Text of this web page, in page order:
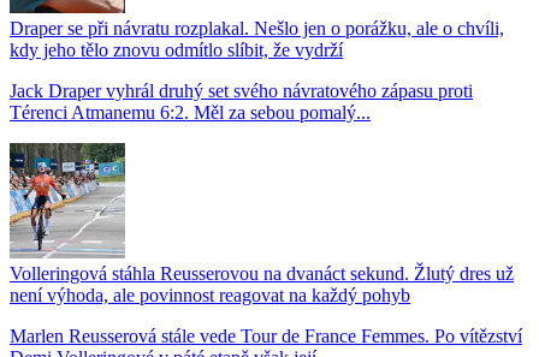
Draper se při návratu rozplakal. Nešlo jen o porážku, ale o chvíli,
kdy jeho tělo znovu odmítlo slíbit, že vydrží
Jack Draper vyhrál druhý set svého návratového zápasu proti
Térenci Atmanemu 6:2. Měl za sebou pomalý...
Volleringová stáhla Reusserovou na dvanáct sekund. Žlutý dres už
není výhoda, ale povinnost reagovat na každý pohyb
Marlen Reusserová stále vede Tour de France Femmes. Po vítězství